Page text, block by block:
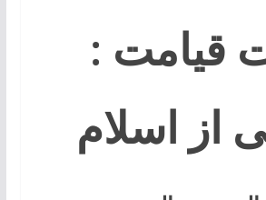
قیامت :
از اسلام